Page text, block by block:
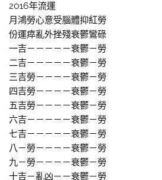
2016年流運
月鴻勞心意受腦體抑紅勞
份運瘁亂外挫殘衰鬱鸞碌
一吉－－－－－衰鬱－勞
二吉－－－－－衰鬱－勞
三吉勞－－－－衰鬱－勞
四吉勞－－－－衰鬱－勞
五吉勞－－－－衰鬱－勞
六吉－－－－－衰鬱－勞
七吉－－－－－衰鬱－勞
八－勞－－－－衰鬱－勞
九－勞－－－－衰鬱－勞
十吉－亂凶－－衰鬱－勞